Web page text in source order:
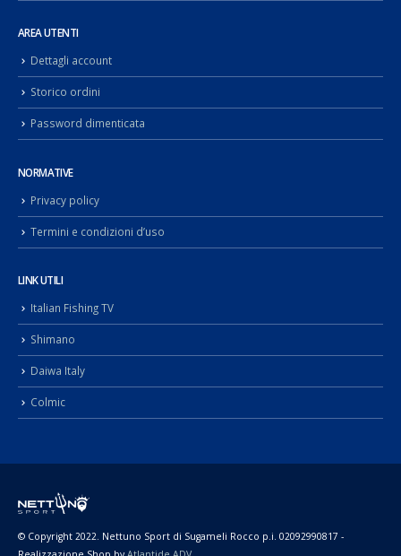
AREA UTENTI
Dettagli account
Storico ordini
Password dimenticata
NORMATIVE
Privacy policy
Termini e condizioni d’uso
LINK UTILI
Italian Fishing TV
Shimano
Daiwa Italy
Colmic
© Copyright 2022. Nettuno Sport di Sugameli Rocco p.i. 02092990817 -